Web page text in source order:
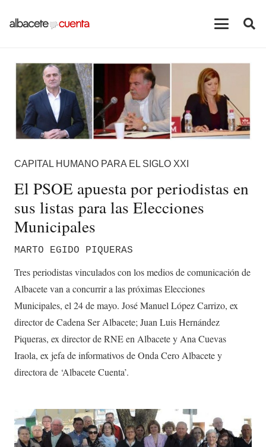
CAPITAL HUMANO PARA EL SIGLO XXI
El PSOE apuesta por periodistas en
sus listas para las Elecciones
Municipales
MARTO EGIDO PIQUERAS
Tres periodistas vinculados con los medios de comunicación de
Albacete van a concurrir a las próximas Elecciones
Municipales, el 24 de mayo. José Manuel López Carrizo, ex
director de Cadena Ser Albacete; Juan Luis Hernández
Piqueras, ex director de RNE en Albacete y Ana Cuevas
Iraola, ex jefa de informativos de Onda Cero Albacete y
directora de ‘Albacete Cuenta’.